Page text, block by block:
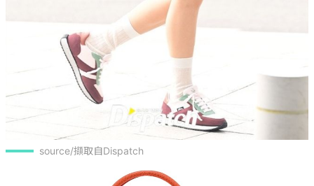
source/擷取自Dispatch